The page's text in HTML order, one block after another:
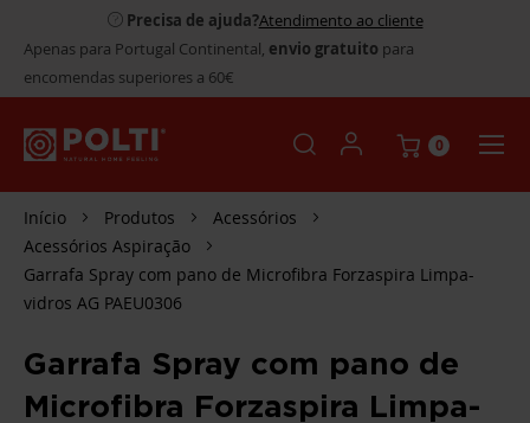
Precisa de ajuda?Atendimento ao cliente
Apenas para Portugal Continental, envio gratuito para
encomendas superiores a 60€
0
Início Produtos
Acessórios
Acessórios Aspiração
Garrafa Spray com pano de Microfibra Forzaspira Limpa-
vidros AG PAEU0306
Garrafa Spray com pano de
Microfibra Forzaspira Limpa-